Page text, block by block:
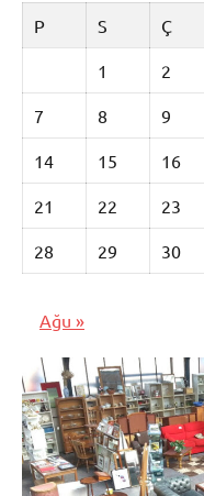
P
S Ç
1 2
7 8 9
14 15 16
21 22 23
28 29 30
Ağu »